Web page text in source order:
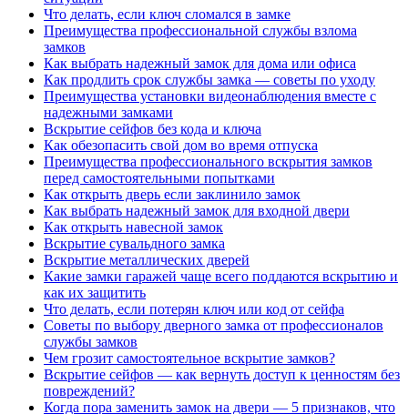
Что делать, если ключ сломался в замке
Преимущества профессиональной службы взлома
замков
Как выбрать надежный замок для дома или офиса
Как продлить срок службы замка — советы по уходу
Преимущества установки видеонаблюдения вместе с
надежными замками
Вскрытие сейфов без кода и ключа
Как обезопасить свой дом во время отпуска
Преимущества профессионального вскрытия замков
перед самостоятельными попытками
Как открыть дверь если заклинило замок
Как выбрать надежный замок для входной двери
Как открыть навесной замок
Вскрытие сувальдного замка
Вскрытие металлических дверей
Какие замки гаражей чаще всего поддаются вскрытию и
как их защитить
Что делать, если потерян ключ или код от сейфа
Советы по выбору дверного замка от профессионалов
службы замков
Чем грозит самостоятельное вскрытие замков?
Вскрытие сейфов — как вернуть доступ к ценностям без
повреждений?
Когда пора заменить замок на двери — 5 признаков, что